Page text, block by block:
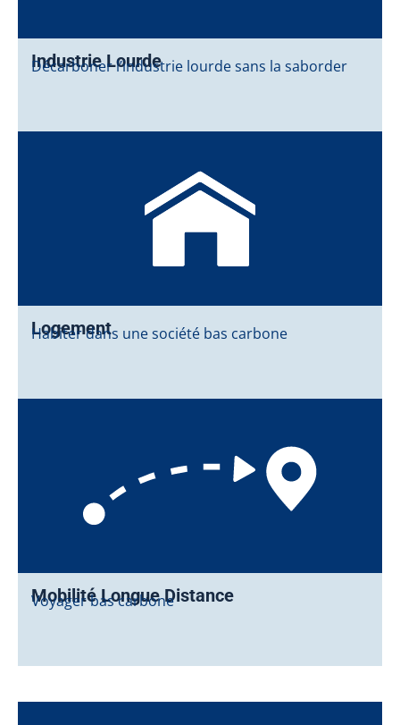
Industrie Lourde
Décarboner l’industrie lourde sans la saborder
Logement
Habiter dans une société bas carbone
Mobilité Longue Distance
Voyager bas carbone